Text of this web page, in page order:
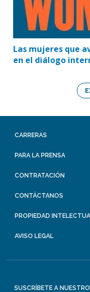
Las mujeres que
en el diálogo
CARRERAS
PARA LA PRENSA
CONTRATACIÓN
CONTÁCTANOS
PROPIEDAD
AVISO LEGAL
SUSCRÍBETE A